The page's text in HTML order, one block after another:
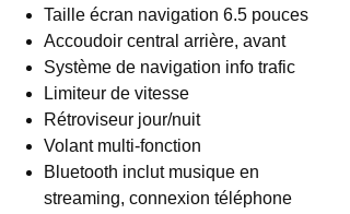
Taille écran navigation 6.5 pouces
Accoudoir central arrière, avant
Système de navigation info trafic
Limiteur de vitesse
Rétroviseur jour/nuit
Volant multi-fonction
Bluetooth inclut musique en
streaming, connexion téléphone